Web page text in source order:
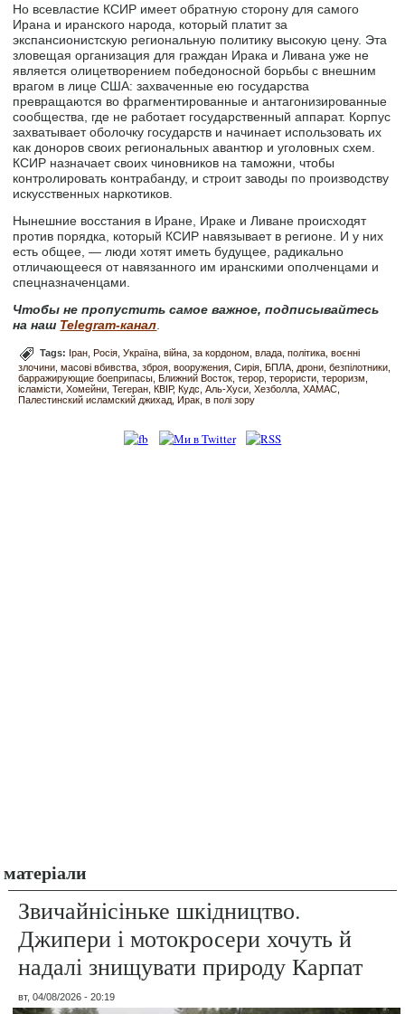
Но всевластие КСИР имеет обратную сторону для самого
Ирана и иранского народа, который платит за
экспансионистскую региональную политику высокую цену. Эта
зловещая организация для граждан Ирака и Ливана уже не
является олицетворением победоносной борьбы с внешним
врагом в лице США: захваченные ею государства
превращаются во фрагментированные и антагонизированные
сообщества, где не работает государственный аппарат. Корпус
захватывает оболочку государств и начинает использовать их
как доноров своих региональных авантюр и уголовных схем.
КСИР назначает своих чиновников на таможни, чтобы
контролировать контрабанду, и строит заводы по производству
искусственных наркотиков.
Нынешние восстания в Иране, Ираке и Ливане происходят
против порядка, который КСИР навязывает в регионе. И у них
есть общее, — люди хотят иметь будущее, радикально
отличающееся от навязанного им иранскими ополченцами и
спецназначенцами.
Чтобы не пропустить самое важное, подписывайтесь
на наш Telegram-канал
Tags: Іран Росія Україна війна за кордоном влада політика воєнні
злочини масові вбивства зброя вооружения Сирія БПЛА дрони безпілотники
барражирующие боеприпасы Ближний Восток терор терористи тероризм
ісламісти Хомейни Тегеран КВІР Кудс Аль-Хуси Хезболла ХАМАС
Палестинский исламский джихад Ирак в полі зору
матеріали
Звичайнісіньке шкідництво.
Джипери і мотокросери хочуть й
надалі знищувати природу Карпат
вт, 04/08/2026 - 20:19